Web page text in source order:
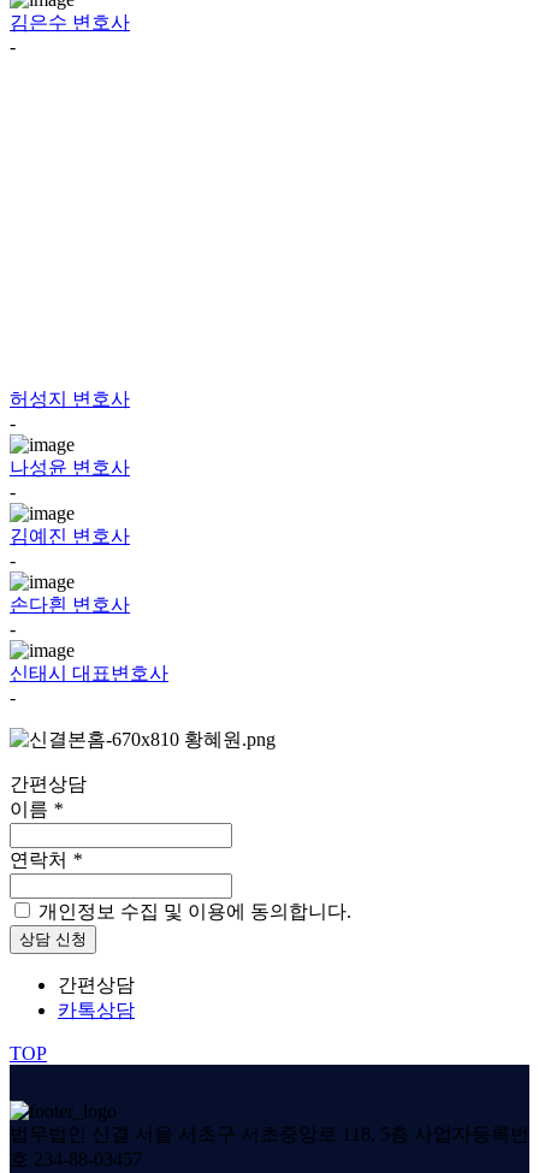
김은수 변호사
-
허성지 변호사
-
나성윤 변호사
-
김예진 변호사
-
손다흰 변호사
-
신태시 대표변호사
-
간편상담
이름 *
연락처 *
개인정보 수집 및 이용에 동의합니다.
상담 신청
간편상담
카톡상담
TOP
법무법인 신결 서울 서초구 서초중앙로 118, 5층 사업자등록번
호 234-88-03457